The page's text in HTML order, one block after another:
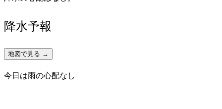
降水予報
地図で見る →
今日は雨の心配なし